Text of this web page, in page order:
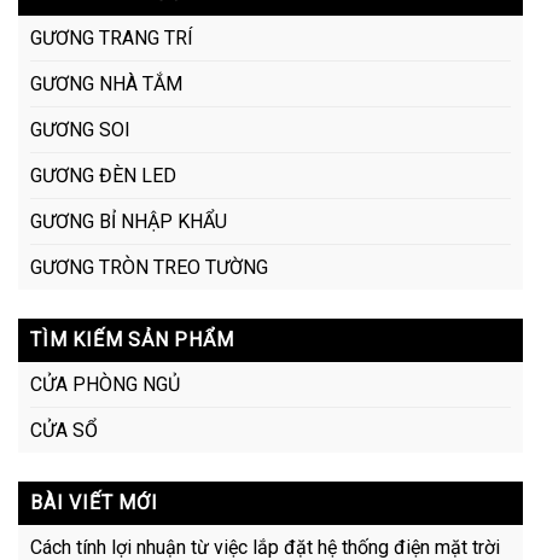
GƯƠNG TRANG TRÍ
GƯƠNG NHÀ TẮM
GƯƠNG SOI
GƯƠNG ĐÈN LED
GƯƠNG BỈ NHẬP KHẨU
GƯƠNG TRÒN TREO TƯỜNG
TÌM KIẾM SẢN PHẨM
CỬA PHÒNG NGỦ
CỬA SỔ
BÀI VIẾT MỚI
Cách tính lợi nhuận từ việc lắp đặt hệ thống điện mặt trời